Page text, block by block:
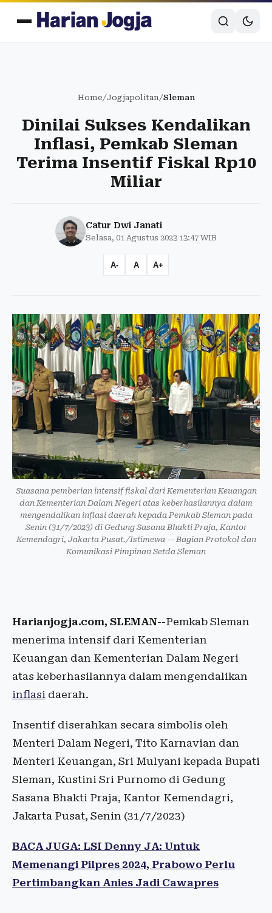
Home/Jogjapolitan/Sleman
Dinilai Sukses Kendalikan
Inflasi, Pemkab Sleman
Terima Insentif Fiskal Rp10
Miliar
Catur Dwi Janati
Selasa, 01 Agustus 2023 13:47 WIB
A- A A+
Suasana pemberian intensif fiskal dari Kementerian Keuangan
dan Kementerian Dalam Negeri atas keberhasilannya dalam
mengendalikan inflasi daerah kepada Pemkab Sleman pada
Senin (31/7/2023) di Gedung Sasana Bhakti Praja, Kantor
Kemendagri, Jakarta Pusat./Istimewa -- Bagian Protokol dan
Komunikasi Pimpinan Setda Sleman
Harianjogja.com, SLEMAN--Pemkab Sleman
menerima intensif dari Kementerian
Keuangan dan Kementerian Dalam Negeri
atas keberhasilannya dalam mengendalikan
inflasi daerah.
Insentif diserahkan secara simbolis oleh
Menteri Dalam Negeri, Tito Karnavian dan
Menteri Keuangan, Sri Mulyani kepada Bupati
Sleman, Kustini Sri Purnomo di Gedung
Sasana Bhakti Praja, Kantor Kemendagri,
Jakarta Pusat, Senin (31/7/2023)
BACA JUGA: LSI Denny JA: Untuk
Memenangi Pilpres 2024, Prabowo Perlu
Pertimbangkan Anies Jadi Cawapres